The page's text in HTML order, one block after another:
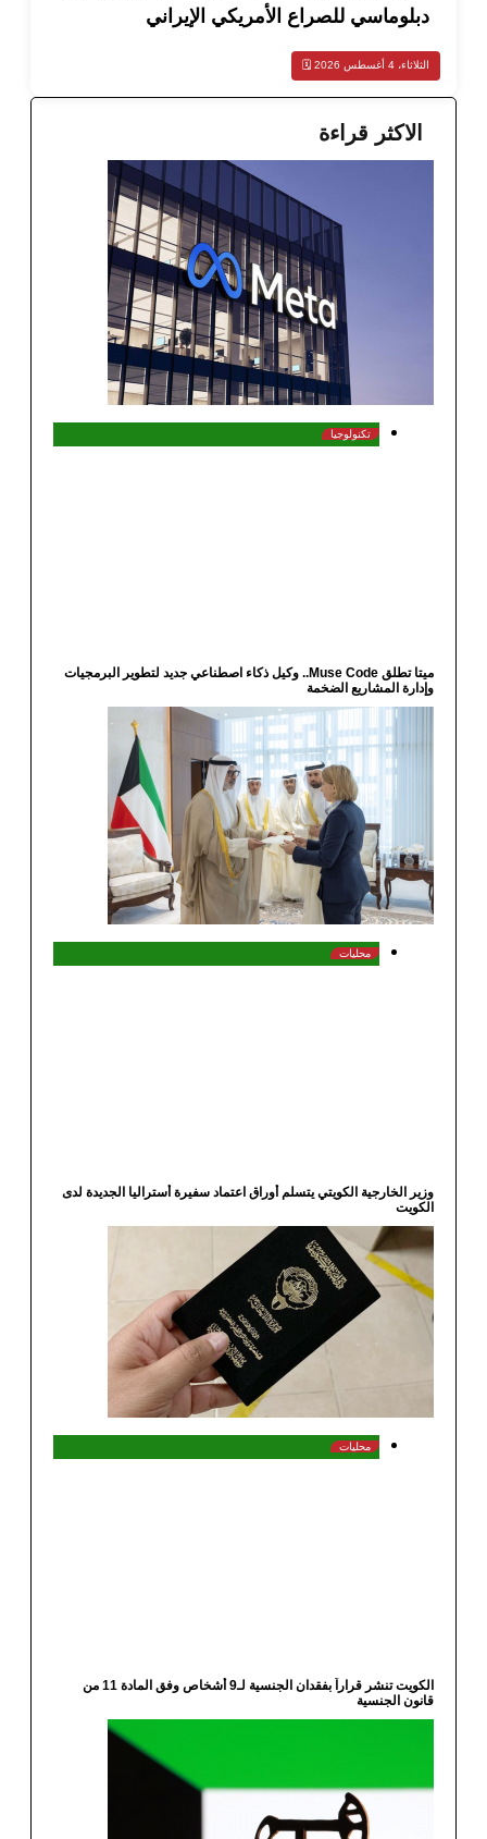
للصراع الأمريكي الإيراني
قراءة
ميتا تطلق Muse Code.. وكيل ذكاء اصطناعي جديد لتطوير البرمجيات
المشاريع الضخمة
الخارجية الكويتي يتسلم أوراق اعتماد سفيرة أستراليا الجديدة لدى
الكويت تنشر قراراً بفقدان الجنسية لـ9 أشخاص وفق المادة 11 من
الجنسية